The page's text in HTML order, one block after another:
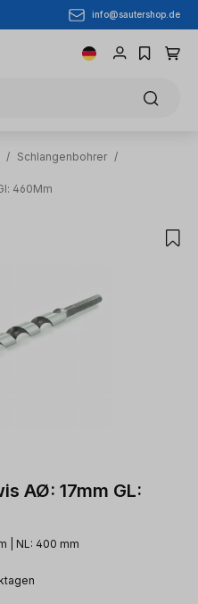
info@sautershop.de
/ Schlangenbohrer /
460Mm
AØ: 17mm GL:
| NL: 400 mm